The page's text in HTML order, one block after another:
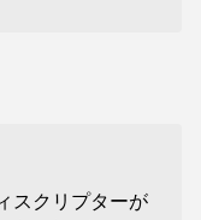
スクリプターが